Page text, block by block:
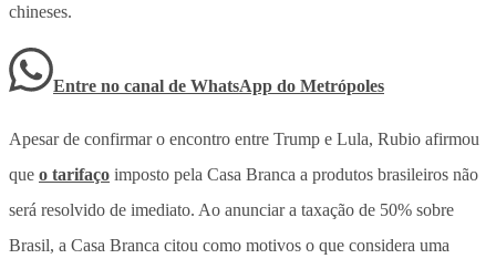
chineses.
Entre no canal de WhatsApp do Metrópoles
Apesar de confirmar o encontro entre Trump e Lula, Rubio afirmou
que o tarifaço imposto pela Casa Branca a produtos brasileiros não
será resolvido de imediato. Ao anunciar a taxação de 50% sobre
Brasil, a Casa Branca citou como motivos o que considera uma